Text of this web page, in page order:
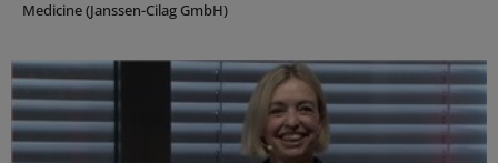
Medicine (Janssen-Cilag GmbH)